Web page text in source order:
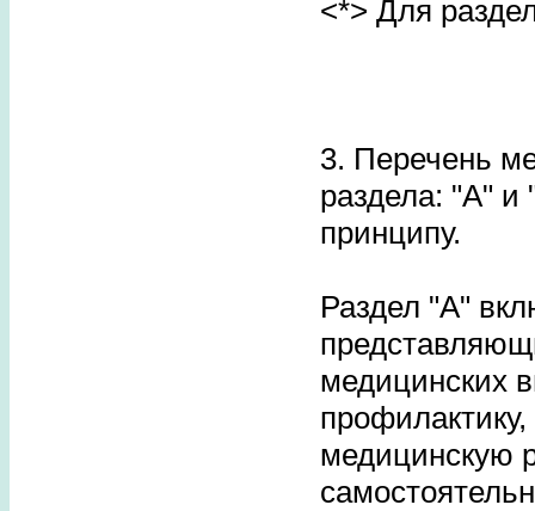
<*> Для
3. Перечень
раздела: "A" и
принципу.
Раздел "A"
медицинских
медицинскую